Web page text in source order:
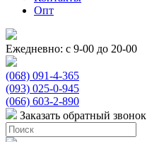
Опт
Ежедневно: с 9-00 до 20-00
(068) 091-4-365
(093) 025-0-945
(066) 603-2-890
Заказать обратный звонок